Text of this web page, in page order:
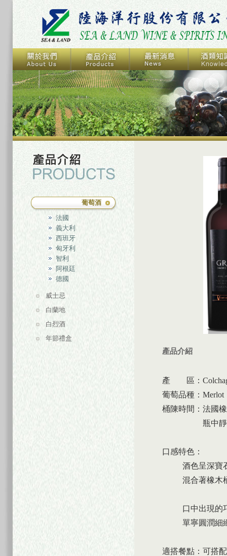
葡萄酒
法國
義大利
西班牙
匈牙利
智利
阿根廷
德國
威士忌
白蘭地
白烈酒
年節禮盒
產品介紹
產 區：
葡萄品種： Merlot
桶陳時間：法國
瓶中
口感特色：
酒色呈深寶
混合著橡木
口中出現的
單寧圓潤細
適搭餐點： 可搭